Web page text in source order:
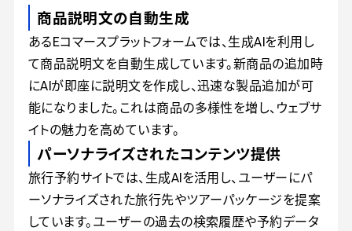
商品説明文の自動生成
あるEコマースプラットフォームでは、生成AIを利用し
て商品説明文を自動生成しています。新商品の追加時
にAIが即座に説明文を作成し、迅速な製品追加が可
能になりました。これは商品の多様性を増し、ウェブサ
イトの魅力を高めています。
パーソナライズされたコンテンツ提供
旅行予約サイトでは、生成AIを活用し、ユーザーにパ
ーソナライズされた旅行先やツアーパッケージを提案
しています。ユーザーの過去の検索履歴や予約データ